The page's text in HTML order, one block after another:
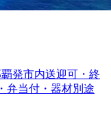
発市内送迎可・終
弁当付・器材別途